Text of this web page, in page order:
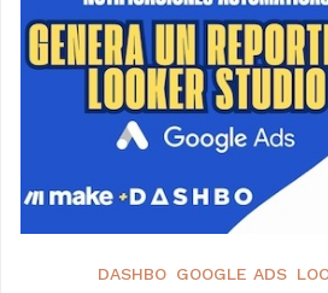
DASHBO GOOGLE ADS